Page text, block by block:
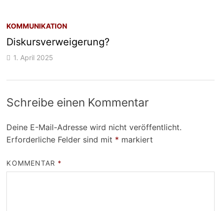
KOMMUNIKATION
Diskursverweigerung?
1. April 2025
Schreibe einen Kommentar
Deine E-Mail-Adresse wird nicht veröffentlicht.
Erforderliche Felder sind mit * markiert
KOMMENTAR *